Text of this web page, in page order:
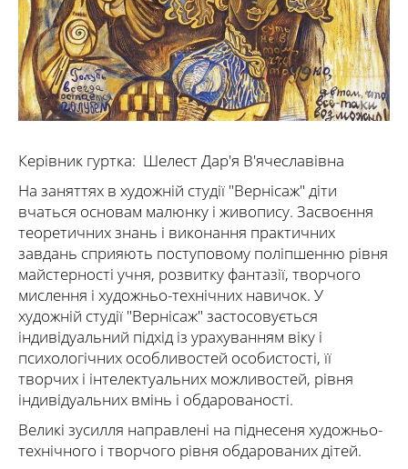
Керівник гуртка: Шелест Дар'я В'ячеславівна
На заняттях в художній студії "Вернісаж" діти
вчаться основам малюнку і живопису. Засвоєння
теоретичних знань і виконання практичних
завдань сприяють поступовому поліпшенню рівня
майстерності учня, розвитку фантазії, творчого
мислення і художньо-технічних навичок. У
художній студії "Вернісаж" застосовується
індивідуальний підхід із урахуванням віку і
психологічних особливостей особистості, її
творчих і інтелектуальних можливостей, рівня
індивідуальних вмінь і обдарованості.
Великі зусилля направлені на піднесеня художньо-
технічного і творчого рівня обдарованих дітей.